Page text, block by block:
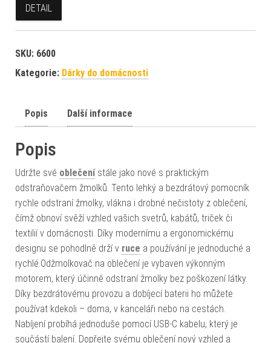
DETAIL
SKU: 6600
Kategorie: Dárky do domácnosti
Popis Další informace
Popis
Udržte své oblečenístále jako nové s praktickým
odstraňovačem žmolků. Tento lehký a bezdrátový pomocník
rychle odstraní žmolky, vlákna i drobné nečistoty z oblečení,
čímž obnoví svěží vzhled vašich svetrů, kabátů, triček či
textilií v domácnosti. Díky modernímu a ergonomickému
designu se pohodlně drží v ruce a používání je jednoduché a
rychlé.Odžmolkovač na oblečení je vybaven výkonným
motorem, který účinně odstraní žmolky bez poškození látky.
Díky bezdrátovému provozu a dobíjecí baterii ho můžete
používat kdekoli – doma, v kanceláři nebo na cestách.
Nabíjení probíhá jednoduše pomocí USB-C kabelu, který je
součástí balení. Dopřejte svému oblečení nový vzhled a